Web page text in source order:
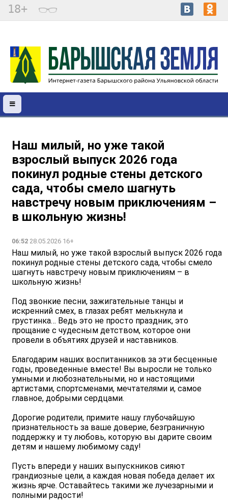
18+
Наш милый, но уже такой
взрослый выпуск 2026 года
покинул родные стены детского
сада, чтобы смело шагнуть
навстречу новым приключениям –
в школьную жизнь!
06:52 28.05.2026 16+
Наш милый, но уже такой взрослый выпуск 2026 года
покинул родные стены детского сада, чтобы смело
шагнуть навстречу новым приключениям – в
школьную жизнь!
Под звонкие песни, зажигательные танцы и
искренний смех, в глазах ребят мелькнула и
грустинка… Ведь это не просто праздник, это
прощание с чудесным детством, которое они
провели в объятиях друзей и наставников. ️
Благодарим наших воспитанников за эти бесценные
годы, проведенные вместе! Вы выросли не только
умными и любознательными, но и настоящими
артистами, спортсменами, мечтателями и, самое
главное, добрыми сердцами.
Дорогие родители, примите нашу глубочайшую
признательность за ваше доверие, безграничную
поддержку и ту любовь, которую вы дарите своим
детям и нашему любимому саду!
Пусть впереди у наших выпускников сияют
грандиозные цели, а каждая новая победа делает их
жизнь ярче. Оставайтесь такими же лучезарными и
полными радости!